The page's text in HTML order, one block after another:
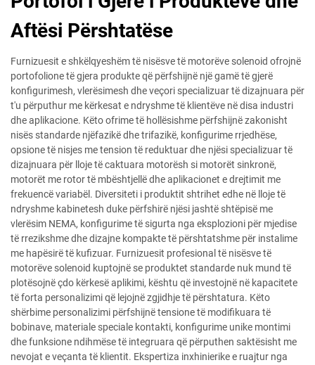
Aftësi Përshtatëse
Furnizuesit e shkëlqyeshëm të nisësve të motorëve solenoid ofrojnë
portofolione të gjera produkte që përfshijnë një gamë të gjerë
konfigurimesh, vlerësimesh dhe veçori specializuar të dizajnuara për
t'u përputhur me kërkesat e ndryshme të klientëve në disa industri
dhe aplikacione. Këto ofrime të hollësishme përfshijnë zakonisht
nisës standarde njëfazikë dhe trifazikë, konfigurime rrjedhëse,
opsione të nisjes me tension të reduktuar dhe njësi specializuar të
dizajnuara për lloje të caktuara motorësh si motorët sinkronë,
motorët me rotor të mbështjellë dhe aplikacionet e drejtimit me
frekuencë variabël. Diversiteti i produktit shtrihet edhe në lloje të
ndryshme kabinetesh duke përfshirë njësi jashtë shtëpisë me
vlerësim NEMA, konfigurime të sigurta nga eksplozioni për mjedise
të rrezikshme dhe dizajne kompakte të përshtatshme për instalime
me hapësirë të kufizuar. Furnizuesit profesional të nisësve të
motorëve solenoid kuptojnë se produktet standarde nuk mund të
plotësojnë çdo kërkesë aplikimi, kështu që investojnë në kapacitete
të forta personalizimi që lejojnë zgjidhje të përshtatura. Këto
shërbime personalizimi përfshijnë tensione të modifikuara të
bobinave, materiale speciale kontakti, konfigurime unike montimi
dhe funksione ndihmëse të integruara që përputhen saktësisht me
nevojat e veçanta të klientit. Ekspertiza inxhinierike e ruajtur nga